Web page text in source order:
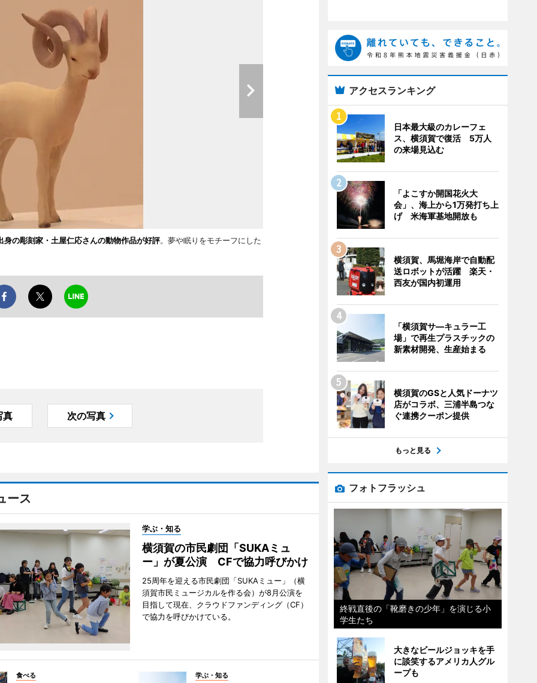
の彫刻家・土屋仁応さんの動物作品が好評。夢や眠りをモチーフにした
真 次の写真
ース
学ぶ・知る
横須賀の市民劇団「SUKAミュ
ー」が夏公演 CFで協力呼びかけ
25周年を迎える市民劇団「SUKAミュー」（横
須賀市民ミュージカルを作る会）が8月公演を
目指して現在、クラウドファンディング（CF）
で協力を呼びかけている。
食べる 学ぶ・知る
アクセスランキング
日本最大級のカレーフェ
ス、横須賀で復活 5万人
の来場見込む
「よこすか開国花火大
会」、海上から1万発打ち上
げ 米海軍基地開放も
横須賀、馬堀海岸で自動配
送ロボットが活躍 楽天・
西友が国内初運用
「横須賀サ―キュラー工
場」で再生プラスチックの
新素材開発、生産始まる
横須賀のGSと人気ドーナツ
店がコラボ、三浦半島つな
ぐ連携クーポン提供
もっと見る
フォトフラッシュ
終戦直後の「靴磨きの少年」を演じる小
学生たち
大きなビールジョッキを手
に談笑するアメリカ人グル
ープも